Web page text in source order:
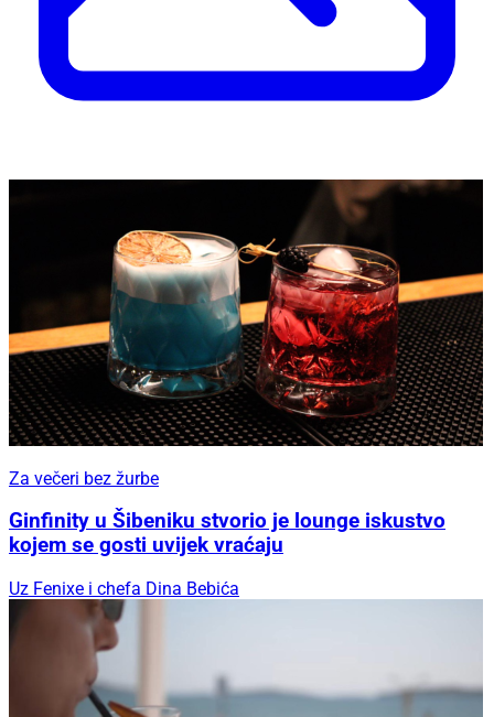
Za večeri bez žurbe
Ginfinity u Šibeniku stvorio je lounge iskustvo
kojem se gosti uvijek vraćaju
Uz Fenixe i chefa Dina Bebića